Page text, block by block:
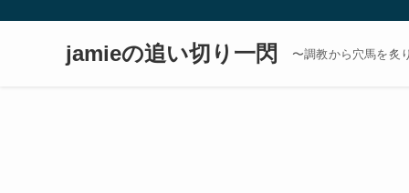
jamieの追い切り一閃 〜調教から穴馬を炙